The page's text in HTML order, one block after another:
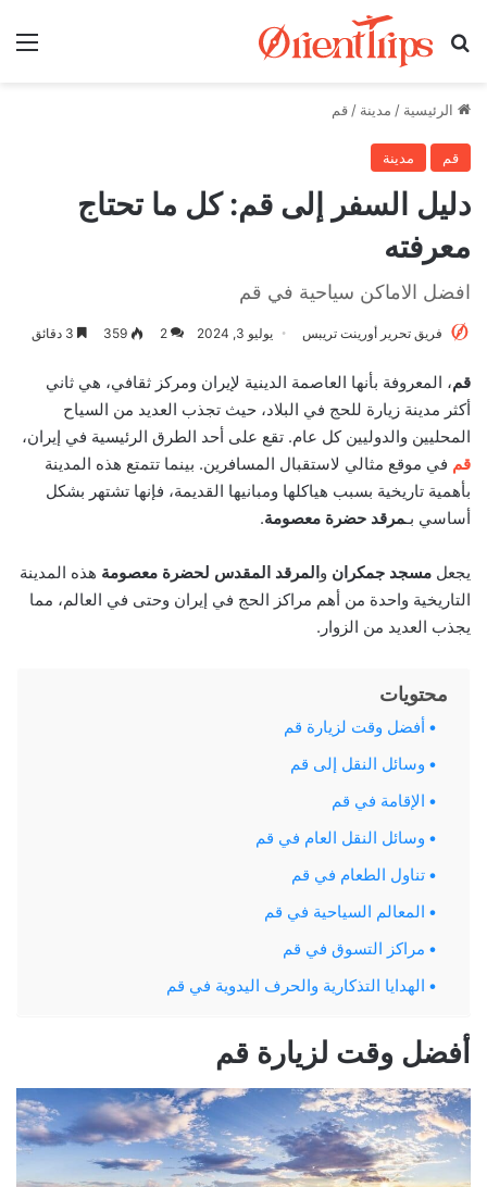
بحث عن
الرئيسية / مدينة / قم
قم مدينة
دليل السفر إلى قم: كل ما تحتاج
معرفته
افضل الاماكن سياحية في قم
فريق تحرير أورينت تريبس يوليو 3, 2024 2
359
قم، المعروفة بأنها العاصمة الدينية لإيران ومركز ثقافي، هي ثاني
أكثر مدينة زيارة للحج في البلاد، حيث تجذب العديد من السياح
المحليين والدوليين كل عام. تقع على أحد الطرق الرئيسية في إيران،
قم في موقع مثالي لاستقبال المسافرين. بينما تتمتع هذه المدينة
بأهمية تاريخية بسبب هياكلها ومبانيها القديمة، فإنها تشتهر بشكل
أساسي بـمرقد حضرة معصومة.
يجعل مسجد جمكران والمرقد المقدس لحضرة معصومة هذه المدينة
التاريخية واحدة من أهم مراكز الحج في إيران وحتى في العالم، مما
يجذب العديد من الزوار.
محتويات
أفضل وقت لزيارة قم
وسائل النقل إلى قم
الإقامة في قم
وسائل النقل العام في قم
تناول الطعام في قم
المعالم السياحية في قم
مراكز التسوق في قم
الهدايا التذكارية والحرف اليدوية في قم
أفضل وقت لزيارة قم